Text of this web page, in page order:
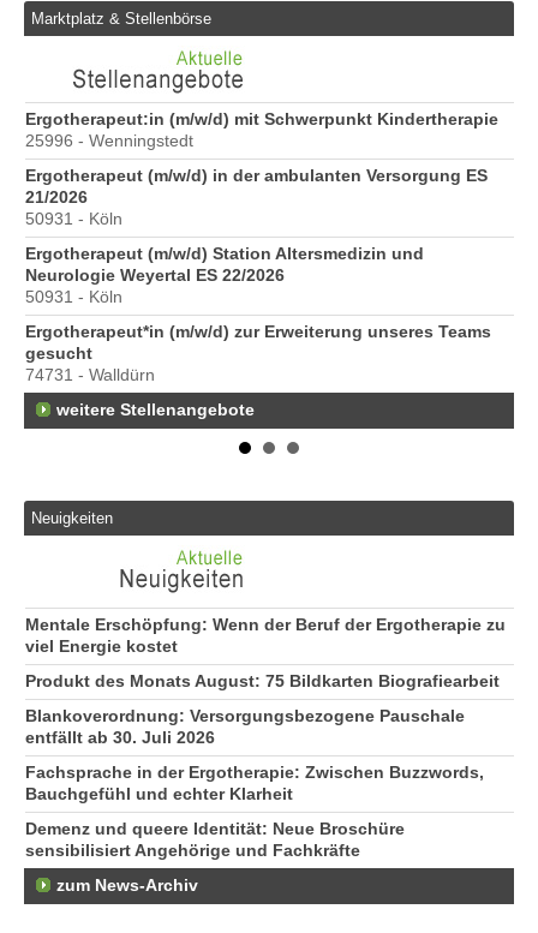
Marktplatz & Stellenbörse
Ergotherapeut:in (m/w/d) mit Schwerpunkt Kindertherapie
25996 - Wenningstedt
Ergotherapeut (m/w/d) in der ambulanten Versorgung ES
21/2026
50931 - Köln
Ergotherapeut (m/w/d) Station Altersmedizin und
Neurologie Weyertal ES 22/2026
50931 - Köln
Ergotherapeut*in (m/w/d) zur Erweiterung unseres Teams
gesucht
74731 - Walldürn
weitere Stellenangebote
Neuigkeiten
Mentale Erschöpfung: Wenn der Beruf der Ergotherapie zu
viel Energie kostet
Produkt des Monats August: 75 Bildkarten Biografiearbeit
Blankoverordnung: Versorgungsbezogene Pauschale
entfällt ab 30. Juli 2026
Fachsprache in der Ergotherapie: Zwischen Buzzwords,
Bauchgefühl und echter Klarheit
Demenz und queere Identität: Neue Broschüre
sensibilisiert Angehörige und Fachkräfte
zum News-Archiv